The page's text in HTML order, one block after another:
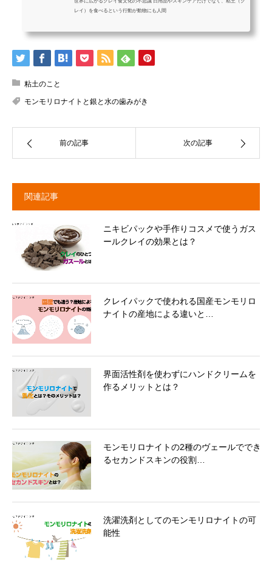
レイ）を食べるという行動が動物にも人間
粘土のこと
モンモリロナイトと銀と水の歯みがき
前の記事 次の記事
関連記事
ニキビパックや手作りコスメで使うガス
ールクレイの効果とは？
クレイパックで使われる国産モンモリロ
ナイトの産地による違いと…
界面活性剤を使わずにハンドクリームを
作るメリットとは？
モンモリロナイトの2種のヴェールででき
るセカンドスキンの役割…
洗濯洗剤としてのモンモリロナイトの可
能性